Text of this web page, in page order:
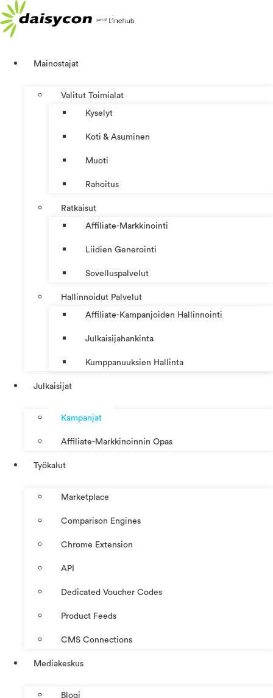
Mene
sisältöön
Mainostajat
Valitut Toimialat
Kyselyt
Koti & Asuminen
Muoti
Rahoitus
Ratkaisut
Affiliate-Markkinointi
Liidien Generointi
Sovelluspalvelut
Hallinnoidut Palvelut
Affiliate-Kampanjoiden Hallinnointi
Julkaisijahankinta
Kumppanuuksien Hallinta
Julkaisijat
Kampanjat
Affiliate-Markkinoinnin Opas
Työkalut
Marketplace
Comparison Engines
Chrome Extension
API
Dedicated Voucher Codes
Product Feeds
CMS Connections
Mediakeskus
Blogi